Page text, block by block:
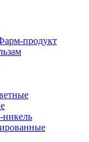
продукт
никель